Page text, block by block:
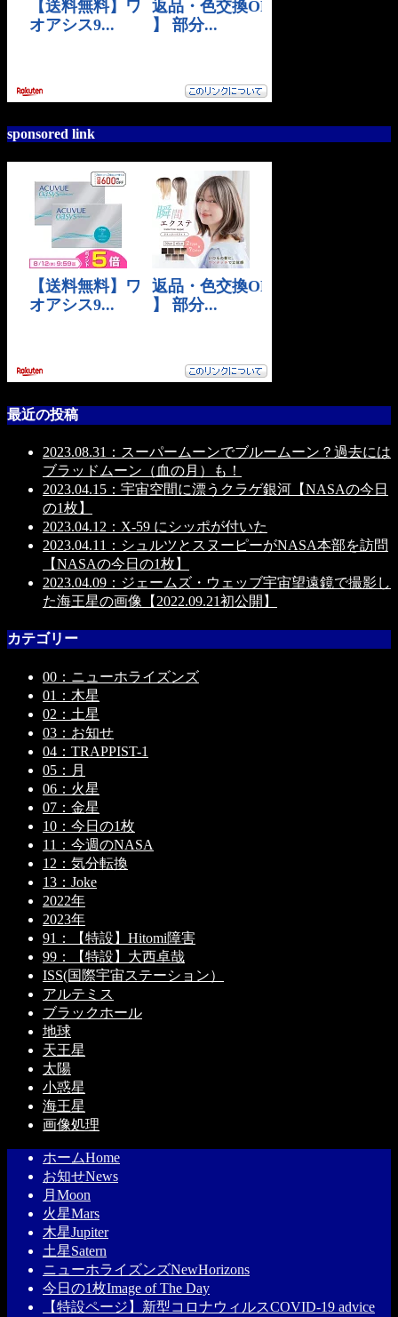
sponsored link
最近の投稿
2023.08.31：スーパームーンでブルームーン？過去には
ブラッドムーン（血の月）も！
2023.04.15：宇宙空間に漂うクラゲ銀河【NASAの今日
の1枚】
2023.04.12：X-59 にシッポが付いた
2023.04.11：シュルツとスヌーピーがNASA本部を訪問
【NASAの今日の1枚】
2023.04.09：ジェームズ・ウェッブ宇宙望遠鏡で撮影し
た海王星の画像【2022.09.21初公開】
カテゴリー
00：ニューホライズンズ
01：木星
02：土星
03：お知せ
04：TRAPPIST-1
05：月
06：火星
07：金星
10：今日の1枚
11：今週のNASA
12：気分転換
13：Joke
2022年
2023年
91：【特設】Hitomi障害
99：【特設】大西卓哉
ISS(国際宇宙ステーション）
アルテミス
ブラックホール
地球
天王星
太陽
小惑星
海王星
画像処理
ホームHome
お知せNews
月 Moon
火星Mars
木星Jupiter
土星Satern
ニューホライズンズNewHorizons
今日の1枚Image of The Day
【特設ページ】新型コロナウィルスCOVID-19 advice